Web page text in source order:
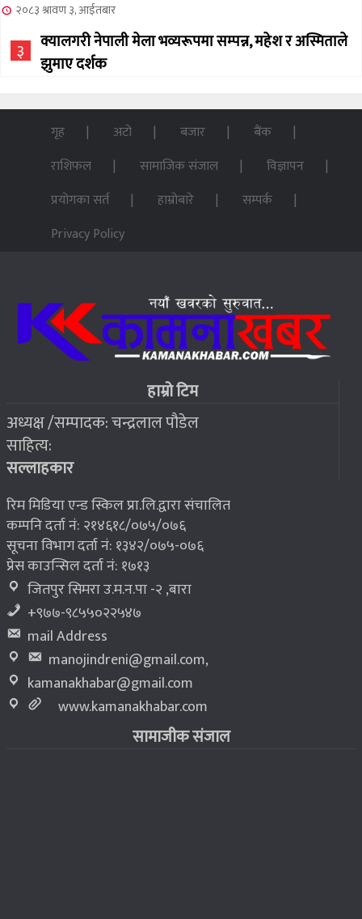
२०८३ श्रावण ३, आईतबार
३
क्यालगरी नेपाली मेला भव्यरूपमा सम्पन्न, महेश र अस्मिताले
झुमाए दर्शक
NCSC को अध्यक्ष पदको लागी सूर्य अधिकारीको उम्मेदवारी
पन्ध्र सय घर निर्माणका लागि सेनालाई ८५ करोड
६ जहाँ चट्याङबाट बच्न रक्सी छर्केर घरभित्र पस्छन् स्थानीय
२०७६ बैशाख १३, शुक्रबार
फोरम सुनसरीको अध्यक्षमा खत्वे विजयी
२०७६ बैशाख १३, शुक्रबार
८ भूकम्प पीडितलाई घर निर्माण गर्न लालपुर्जा
गृह अटो बजार
बैंक
राशिफल
सामाजिक संजाल
विज्ञापन
प्रयोगका सर्त
हाम्रोबारे
सम्पर्क
Privacy Policy
हाम्रो टिम
अध्यक्ष /सम्पादक: चन्द्रलाल पौडेल
साहित्य:
सल्लाहकार
रिम मिडिया एन्ड स्किल प्रा.लि.द्वारा संचालित
कम्पनि दर्ता नं: २१४६१८/०७५/०७६
सूचना विभाग दर्ता नं: १३४२/०७५-०७६
प्रेस काउन्सिल दर्ता नं: १७१३
जितपुर सिमरा उ.म.न.पा -२ ,बारा
+९७७-९८५५०२२५४७
mail Address
manojindreni@gmail.com,
kamanakhabar@gmail.com
www.kamanakhabar.com
सामाजीक संजाल